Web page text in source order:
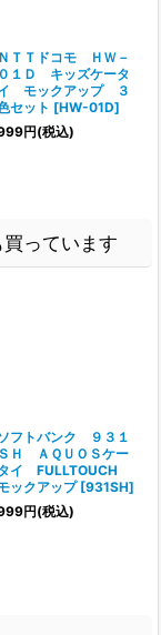
ＮＴＴドコモ ＨＷ－
０１Ｄ キッズケータ
モックアップ ３
セット [HW-01D]
円(税込)
っています
フトバンク ９３１
ＳＨ ＡＱＵＯＳケー
イ FULLTOUCH
ックアップ [931SH]
円(税込)